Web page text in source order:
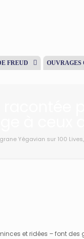
FREUD OUVRAGES
Yégavian sur 100
et ridées – font